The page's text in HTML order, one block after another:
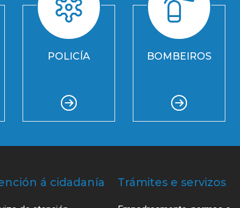
POLICÍA BOMBEIROS
á cidadanía Trámites e servizos